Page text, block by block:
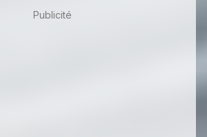
Publicité